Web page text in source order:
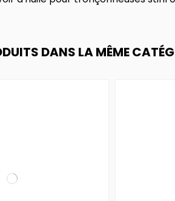
DANS LA MÊME